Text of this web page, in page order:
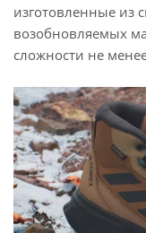
изготовленные из
возобновляемых
сложности не